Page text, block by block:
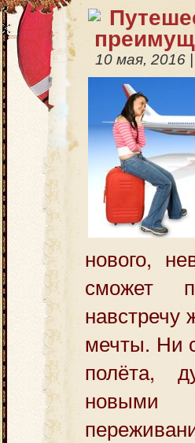
10 мая, 2016
нового,
сможет
мечты. Ни
полёта,
новыми